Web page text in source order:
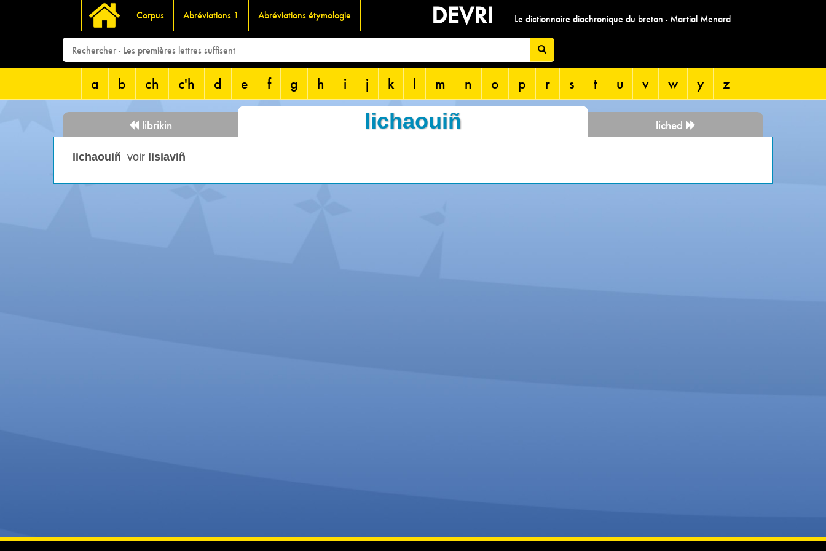
Corpus Abréviations 1 Abréviations étymologie DEVRI Le dictionnaire diachronique du breton - Martial Menard
a b ch c'h d e f g h i j k l m n o p r s t u v w y z
librikin lichaouiñ liched
lichaouiñ voir lisiaviñ